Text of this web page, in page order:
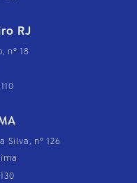
RJ
nº 18
Silva, nº 126